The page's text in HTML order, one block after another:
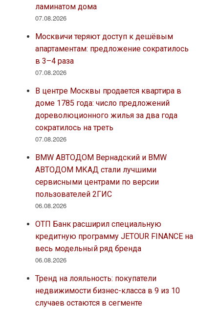
ламинатом дома
07.08.2026
Москвичи теряют доступ к дешёвым
апартаментам: предложение сократилось
в 3–4 раза
07.08.2026
В центре Москвы продается квартира в
доме 1785 года: число предложений
дореволюционного жилья за два года
сократилось на треть
07.08.2026
BMW АВТОДОМ Вернадский и BMW
АВТОДОМ МКАД стали лучшими
сервисными центрами по версии
пользователей 2ГИС
06.08.2026
ОТП Банк расширил специальную
кредитную программу JETOUR FINANCE на
весь модельный ряд бренда
06.08.2026
Тренд на лояльность: покупатели
недвижимости бизнес-класса в 9 из 10
случаев остаются в сегменте